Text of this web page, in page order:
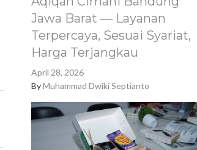
Jawa Barat — Layanan
Terpercaya, Sesuai Syariat,
Harga Terjangkau
April 28, 2026
ByMuhammad Dwiki Septianto